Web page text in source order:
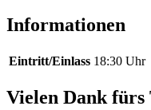
Informationen
Eintritt/Einlass 18:30 Uhr
Vielen Dank fürs